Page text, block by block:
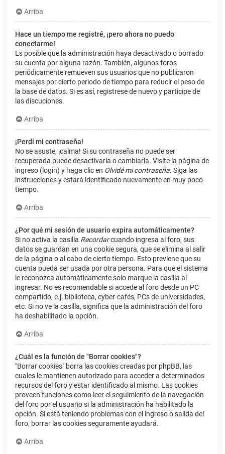
Arriba
Hace un tiempo me registré, ¡pero ahora no puedo
conectarme!
Es posible que la administración haya desactivado o borrado
su cuenta por alguna razón. También, algunos foros
periódicamente remueven sus usuarios que no publicaron
mensajes por cierto periodo de tiempo para reducir el peso de
la base de datos. Si es así, registrese de nuevo y participe de
las discuciones.
Arriba
¡Perdí mi contraseña!
No se asuste, ¡calma! Si su contraseña no puede ser
recuperada puede desactivarla o cambiarla. Visite la página de
ingreso (login) y haga clic en Olvidé mi contraseña. Siga las
instrucciones y estará identificado nuevamente en muy poco
tiempo.
Arriba
¿Por qué mi sesión de usuario expira automáticamente?
Si no activa la casilla Recordarcuando ingresa al foro, sus
datos se guardan en una cookie segura, que se elimina al salir
de la página o al cabo de cierto tiempo. Esto previene que su
cuenta pueda ser usada por otra persona. Para que el sistema
le reconozca automáticamente solo marque la casilla al
ingresar. No es recomendable si accede al foro desde un PC
compartido, e.j. biblioteca, cyber-cafés, PCs de universidades,
etc. Si no ve la casilla, significa que la administración del foro
ha deshabilitado la opción.
Arriba
¿Cuál es la función de "Borrar cookies"?
"Borrar cookies" borra las cookies creadas por phpBB, las
cuales le mantienen autorizado para acceder a determinados
recursos del foro y estar identificado al mismo. Las cookies
proveen funciones como leer el seguimiento de la navegación
del foro por el usuario si la administración ha habilitado la
opción. Si está teniendo problemas con el ingreso o salida del
foro, borrar las cookies seguramente ayudará.
Arriba